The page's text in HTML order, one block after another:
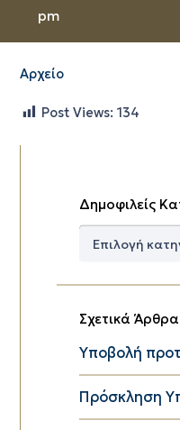
pm
Αρχείο
Post Views: 134
Δημοφιλείς
Δημοφιλείς
Σχετικά Άρθρα
Υποβολή
Πρόσκληση